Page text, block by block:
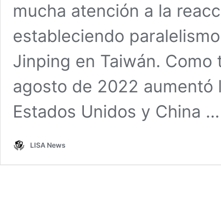
mucha atención a la
estableciendo
Jinping en Taiwán.
agosto de 2022 aumentó
Estados Unidos y China
LISA News